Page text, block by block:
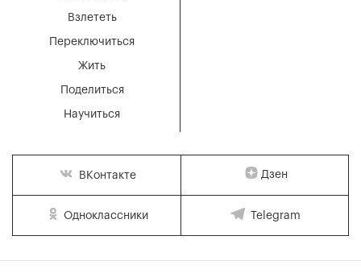
Взлететь
Переключиться
Жить
Поделиться
Научиться
ВКонтакте Дзен
Одноклассники Telegram